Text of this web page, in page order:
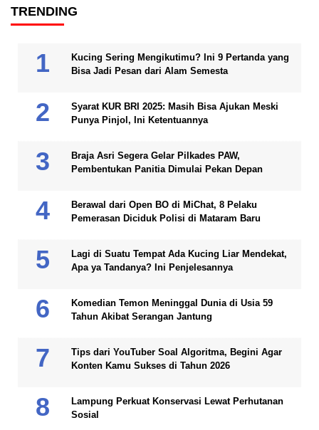
TRENDING
Kucing Sering Mengikutimu? Ini 9 Pertanda yang
Bisa Jadi Pesan dari Alam Semesta
Syarat KUR BRI 2025: Masih Bisa Ajukan Meski
Punya Pinjol, Ini Ketentuannya
Braja Asri Segera Gelar Pilkades PAW,
Pembentukan Panitia Dimulai Pekan Depan
Berawal dari Open BO di MiChat, 8 Pelaku
Pemerasan Diciduk Polisi di Mataram Baru
Lagi di Suatu Tempat Ada Kucing Liar Mendekat,
Apa ya Tandanya? Ini Penjelesannya
Komedian Temon Meninggal Dunia di Usia 59
Tahun Akibat Serangan Jantung
Tips dari YouTuber Soal Algoritma, Begini Agar
Konten Kamu Sukses di Tahun 2026
Lampung Perkuat Konservasi Lewat Perhutanan
Sosial